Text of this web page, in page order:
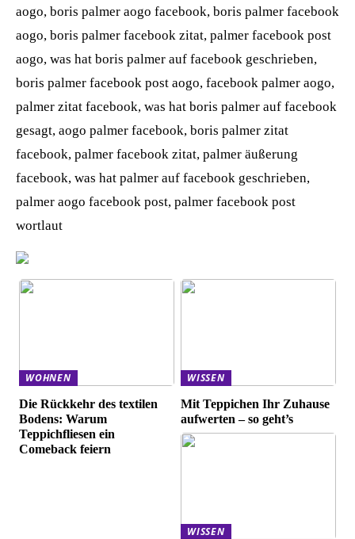
aogo, boris palmer aogo facebook, boris palmer facebook
aogo, boris palmer facebook zitat, palmer facebook post
aogo, was hat boris palmer auf facebook geschrieben,
boris palmer facebook post aogo, facebook palmer aogo,
palmer zitat facebook, was hat boris palmer auf facebook
gesagt, aogo palmer facebook, boris palmer zitat
facebook, palmer facebook zitat, palmer äußerung
facebook, was hat palmer auf facebook geschrieben,
palmer aogo facebook post, palmer facebook post
wortlaut
WOHNEN
Die Rückkehr des textilen
Bodens: Warum
Teppichfliesen ein
Comeback feiern
WISSEN
Mit Teppichen Ihr Zuhause
aufwerten – so geht’s
WISSEN